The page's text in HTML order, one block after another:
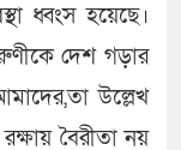
ধ্বংস হয়েছে।
দেশ গড়ার
উল্লেখ
বৈরীতা নয়